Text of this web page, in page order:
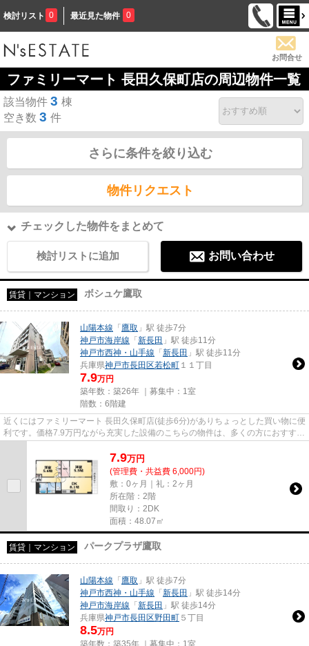
検討リスト 0 最近見た物件 0
お問合せ
ファミリーマート 長田久保町店の周辺物件一覧
該当物件 3 棟
空き数 3 件
さらに条件を絞り込む
物件リクエスト
チェックした物件をまとめて
検討リストに追加 お問い合わせ
賃貸｜マンション ボシュケ鷹取
山陽本線 「 鷹取 」駅 徒歩7分
神戸市海岸線 「 新長田 」駅 徒歩11分
神戸市西神・山手線 「 新長田 」駅 徒歩11分
兵庫県神戸市長田区若松町 １１丁目
7.9万円
築年数：築26年 ｜募集中： 1室
階数：6階建
近くにはファミリーマート 長田久保町店(徒歩6分)がありちょっとした買い物に便
利です。価格7.9万円ながら充実した設備のこちらの物件は、多くの方におすすめ
7.9万円
(管理費・共益費 6,000円)
敷：0ヶ月｜礼：2ヶ月
所在階：2階
間取り：2DK
面積：48.07㎡
賃貸｜マンション パークプラザ鷹取
山陽本線 「 鷹取 」駅 徒歩7分
神戸市西神・山手線 「 新長田 」駅 徒歩14分
神戸市海岸線 「 新長田 」駅 徒歩14分
兵庫県神戸市長田区野田町 ５丁目
8.5万円
築年数：築35年 ｜募集中： 1室